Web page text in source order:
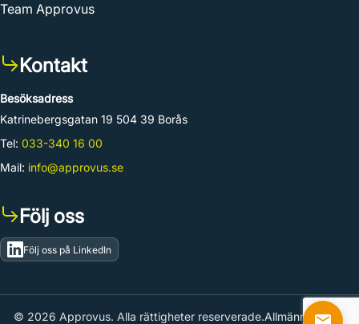
Team Approvus
Kontakt
Besöksadress
Katrinebergsgatan 19 504 39 Borås
Tel: 033-340 16 00
Mail: info@approvus.se
Följ oss
Följ oss på LinkedIn
© 2026 Approvus. Alla rättigheter reserverade.Allmänna villkor